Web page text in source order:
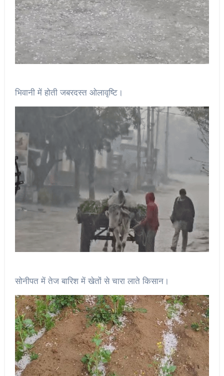
भिवानी में होती जबरदस्त ओलावृष्टि।
सोनीपत में तेज बारिश में खेतों से चारा लाते किसान।